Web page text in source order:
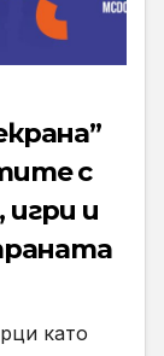
с
и
като